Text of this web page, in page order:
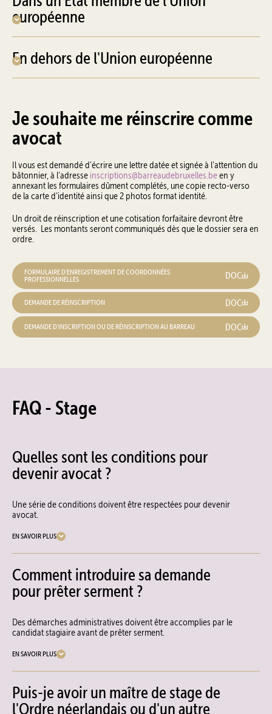
européenne
En dehors de l'Union européenne
Je souhaite me réinscrire comme
avocat
Il vous est demandé d’écrire une lettre datée et signée à l'attention du
bâtonnier, à l’adresse inscriptions@barreaudebruxelles.been y
annexant les formulaires dûment complétés, une copie recto-verso
de la carte d’identité ainsi que 2 photos format identité.
Un droit de réinscription et une cotisation forfaitaire devront être
versés. Les montants seront communiqués dès que le dossier sera en
ordre.
FORMULAIRE D’ENREGISTREMENT DE COORDONNÉES
PROFESSIONNELLES
DOC
DEMANDE DE RÉINSCRIPTION DOC
DEMANDE D'INSCRIPTION OU DE RÉINSCRIPTION AU BARREAU DOC
FAQ - Stage
Quelles sont les conditions pour
devenir avocat ?
Une série de conditions doivent être respectées pour devenir
avocat.
EN SAVOIR PLUS
Comment introduire sa demande
pour prêter serment ?
Des démarches administratives doivent être accomplies par le
candidat stagiaire avant de prêter serment.
EN SAVOIR PLUS
Puis-je avoir un maître de stage de
l'Ordre néerlandais ou d'un autre